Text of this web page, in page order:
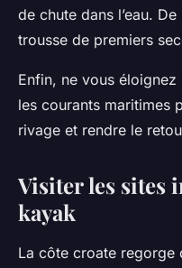
de chute dans l’eau.
trousse de premiers
Enfin, ne vous
les courants maritimes
rivage et rendre le
Visiter les sites
kayak
La côte croate regorge